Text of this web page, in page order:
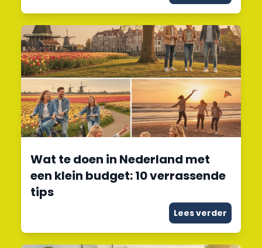
Wat te doen in Nederland met
een klein budget: 10 verrassende
tips
Lees verder